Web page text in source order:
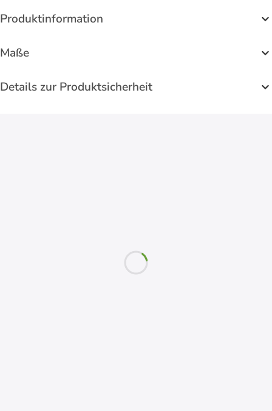
Produktinformation
Maße
Details zur Produktsicherheit